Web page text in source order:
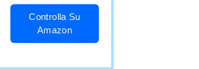
Controlla Su
Amazon